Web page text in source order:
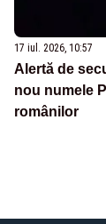
17 iul. 2026, 10:57
Alertă de
nou numele
românilor